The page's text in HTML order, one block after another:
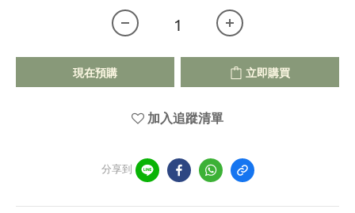
現在預購 立即購買
加入追蹤清單
分享到